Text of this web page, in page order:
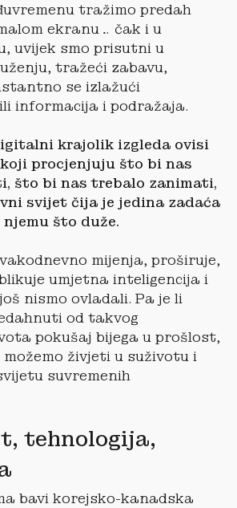
tražimo predah
ekranu… čak i u
uvijek smo prisutni u
tražeći zabavu,
se izlažući
informacija i podražaja.
krajolik izgleda ovisi
procjenjuju što bi nas
što bi nas trebalo zanimati,
svijet čija je jedina zadaća
što duže.
mijenja, proširuje,
umjetna inteligencija i
nismo ovladali. Pa je li
od takvog
pokušaj bijega u prošlost,
živjeti u suživotu i
suvremenih
tehnologija,
bavi korejsko-kanadska